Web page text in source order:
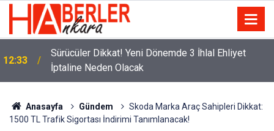
12:33
Sürücüler Dikkat! Yeni Dönemde 3 İhlal Ehliyet
İptaline Neden Olacak
Anasayfa Gündem
Skoda Marka Araç Sahipleri Dikkat:
1500 TL Trafik Sigortası İndirimi Tanımlanacak!